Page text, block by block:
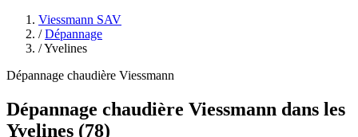
Viessmann SAV
/ Dépannage
/Yvelines
Dépannage chaudière Viessmann
Dépannage chaudière Viessmann dans les
Yvelines (78)